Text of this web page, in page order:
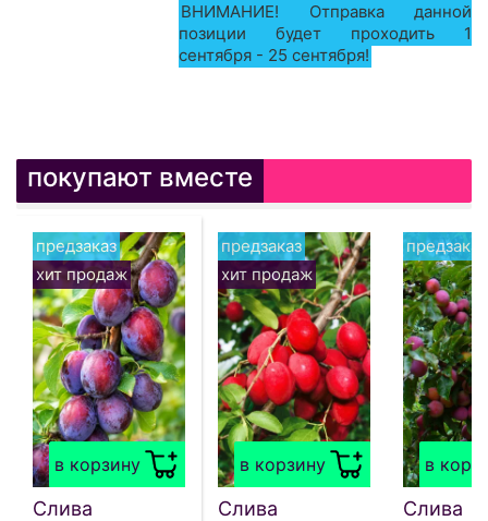
ВНИМАНИЕ! Отправка данной
позиции будет проходить 1
сентября - 25 сентября!
покупают вместе
в корзину
предзаказ
хит продаж
Слива
в корзину
предзаказ
хит продаж
Слива
в
предзаказ
Слива